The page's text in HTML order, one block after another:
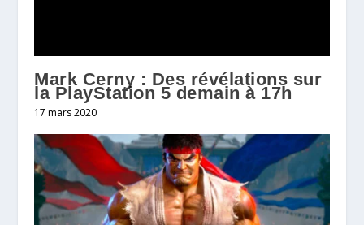
Mark Cerny : Des révélations sur
la PlayStation 5 demain à 17h
17 mars 2020